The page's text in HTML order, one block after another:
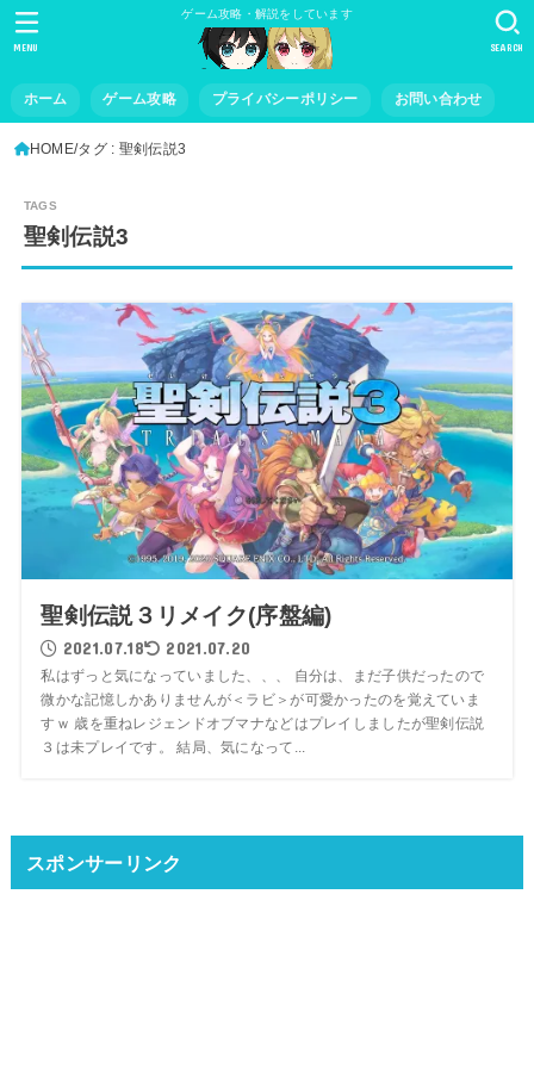
ゲーム攻略・解説をしています
ホーム ゲーム攻略 プライバシーポリシー お問い合わせ
SEARCH
MENU
HOME タグ : 聖剣伝説3
聖剣伝説3
聖剣伝説３リメイク(序盤編)
2021.07.18 2021.07.20
私はずっと気になっていました、、、 自分は、まだ子供だったので
微かな記憶しかありませんが＜ラビ＞が可愛かったのを覚えていま
すｗ 歳を重ねレジェンドオブマナなどはプレイしましたが聖剣伝説
３は未プレイです。 結局、気になって...
スポンサーリンク